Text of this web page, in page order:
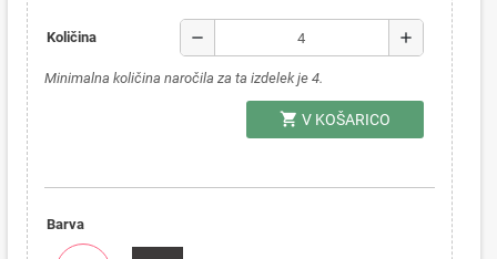
Količina remove add
Minimalna količina naročila za ta izdelek je 4.
shopping_cart V KOŠARICO
Barva